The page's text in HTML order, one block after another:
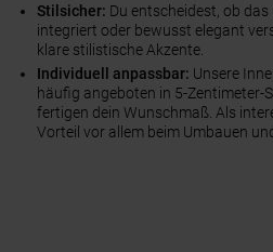
Stilsicher: Du entscheidest, ob
integriert oder bewusst elegant
klare stilistische Akzente.
Individuell anpassbar: Unsere
häufig angeboten in 5-Zentimeter-
fertigen dein Wunschmaß. Als
Vorteil vor allem beim Umbauen